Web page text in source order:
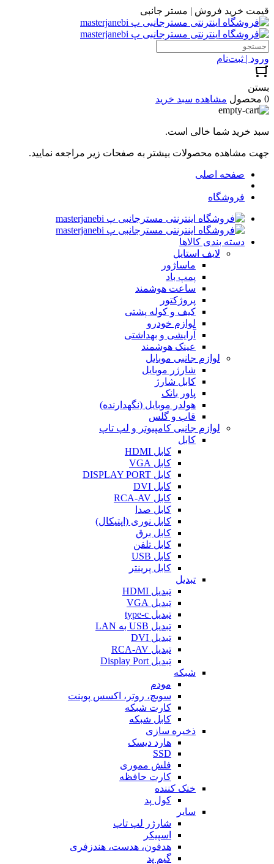
قیمت خرید فروش | مستر جانبی
ورود | ثبت‌نام
بستن
0 محصول
مشاهده سبد خرید
سبد خرید شما خالی است.
جهت مشاهده محصولات بیشتر به صفحات زیر مراجعه نمایید.
صفحه اصلی
فروشگاه
دسته بندی کالاها
لایف استایل
ماساژور
پمپ باد
ساعت هوشمند
پروژکتور
کیف و کوله پشتی
لوازم خودرو
آرایشی و بهداشتی
عینک هوشمند
لوازم جانبی موبایل
شارژر موبایل
کابل شارژ
پاور بانک
هولدر موبایل (نگهدارنده)
قاب و گلس
لوازم جانبی کامپیوتر و لپ تاپ
کابل
کابل HDMI
کابل VGA
کابل DISPLAY PORT
کابل DVI
کابل RCA-AV
کابل صدا
کابل نوری (اپتیکال)
کابل برق
کابل تلفن
کابل USB
کابل پرینتر
تبدیل
تبدیل HDMI
تبدیل VGA
تبدیل type-c
تبدیل USB به LAN
تبدیل DVI
تبدیل RCA-AV
تبدیل Display Port
شبکه
مودم
سویچ، روتر، اکسس پوینت
کارت شبکه
کابل شبکه
ذخیره سازی
هارد دیسک
SSD
فلش مموری
کارت حافظه
خنک کننده
کول پد
سایر
شارژر لپ تاپ
اسپیکر
هدفون، هدست، هندزفری
گیم پد